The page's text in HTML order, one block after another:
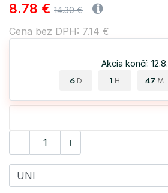
8.78 € 14.30 €
Cena bez DPH: 7.14 €
Akcia končí: 12.8.
6 D 1 H 47 M